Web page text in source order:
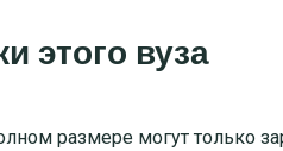
этого вуза
размере могут только